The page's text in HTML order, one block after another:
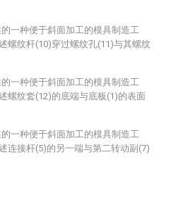
一种便于斜面加工的模具制造工
螺纹杆(10)穿过螺纹孔(11)与其螺纹
一种便于斜面加工的模具制造工
螺纹套(12)的底端与底板(1)的表面
一种便于斜面加工的模具制造工
连接杆(5)的另一端与第二转动副(7)